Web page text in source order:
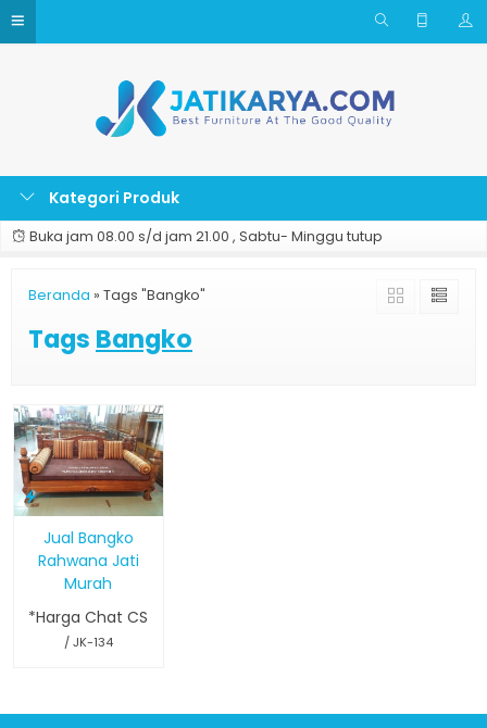
Kategori Produk
Buka jam 08.00 s/d jam 21.00 , Sabtu- Minggu tutup
Beranda » Tags "Bangko"
Tags Bangko
Jual Bangko
Rahwana Jati
Murah
*Harga Chat CS
/ JK-134